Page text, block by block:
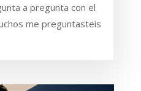
a pregunta con el
me preguntasteis